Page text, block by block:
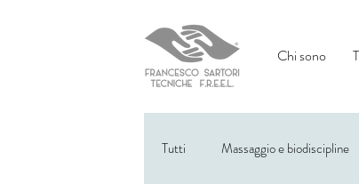
Chi sono
Tutti Massaggio e biodiscipline